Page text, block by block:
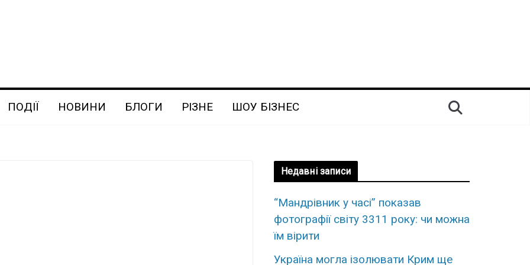
ПОДІЇ НОВИНИ БЛОГИ РІЗНЕ ШОУ БІЗНЕС
Недавні записи
“Мандрівник у часі” показав
фотографії світу 3311 року: чи можна
їм вірити
Україна могла ізолювати Крим ще